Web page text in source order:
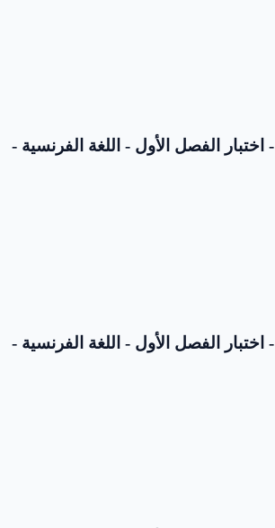
الموضوع رقم 23 - اختبار الفصل الأول - اللغة الفرنسية -
الموضوع رقم 22 - اختبار الفصل الأول - اللغة الفرنسية -